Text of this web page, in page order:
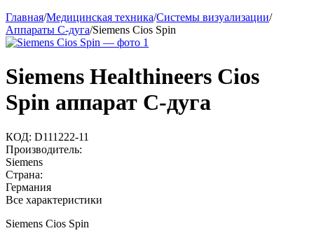
Главная/Медицинская техника/Системы визуализации/
Аппараты C-дуга/Siemens Cios Spin
Siemens Healthineers Cios
Spin аппарат C-дуга
КОД: D111222-11
Производитель:
Siemens
Страна:
Германия
Все характеристики
Siemens Cios Spin